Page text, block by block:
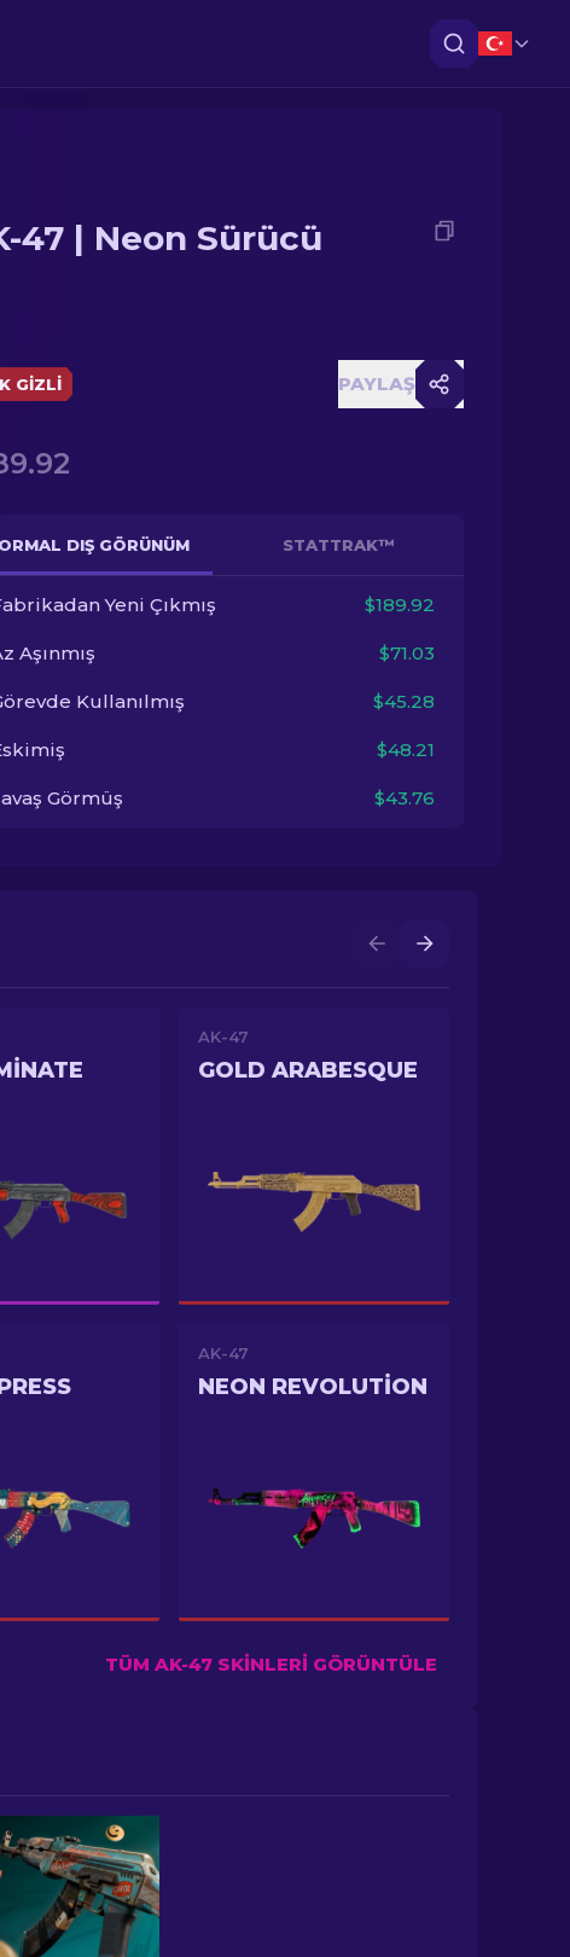
47 | Neon Sürücü
GIZLI PAYLAŞ
DIŞ GÖRÜNÜM STATTRAK™
Yeni Çıkmış $189.92
Aşınmış $71.03
Kullanılmış $45.28
$48.21
Görmüş $43.76
AK-47
GOLD ARABESQUE
AK-47
NEON REVOLUTION
TÜM AK-47 SKINLERI GÖRÜNTÜLE